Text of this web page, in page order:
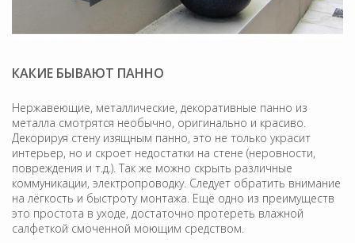
КАКИЕ БЫВАЮТ ПАННО
Нержавеющие, металлические, декоративные панно из
металла смотрятся необычно, оригинально и красиво.
Декорируя стену изящным панно, это не только украсит
интерьер, но и скроет недостатки на стене (неровности,
повреждения и т.д.). Так же можно скрыть различные
коммуникации, электропроводку. Следует обратить внимание
на лёгкость и быстроту монтажа. Ещё одно из преимуществ
это простота в уходе, достаточно протереть влажной
салфеткой смоченной моющим средством.